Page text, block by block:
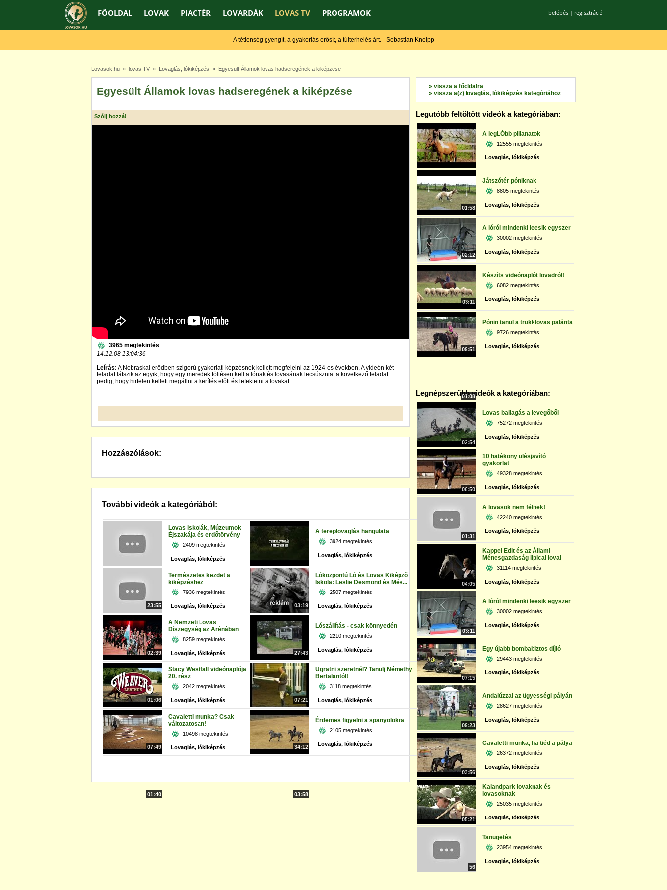
FŐOLDAL LOVAK PIACTÉR LOVARDÁK LOVAS TV PROGRAMOK belépés| regisztráció
A tétlenség gyengít, a gyakorlás erősít, a túlterhelés árt. - Sebastian Kneipp
Lovasok.hu » lovas TV » Lovaglás, lókiképzés » Egyesült Államok lovas hadseregének a kiképzése
Egyesült Államok lovas hadseregének a kiképzése
Szólj hozzá!
3965 megtekintés
14.12.08 13:04:36
Leírás: A Nebraskai erődben szigorú gyakorlati képzésnek kellett megfelelni az 1924-es években. A videón két
feladat látszik az egyik, hogy egy meredek töltésen kell a lónak és lovasának lecsúsznia, a következő feladat
pedig, hogy hirtelen kellett megállni a kerítés előtt és lefektetni a lovakat.
Hozzászólások:
További videók a kategóriából:
23:55
Lovas iskolák, Múzeumok
Éjszakája és erdőtörvény
2409 megtekintés
Lovaglás, lókiképzés
03:19
A tereplovaglás hangulata
3924 megtekintés
Lovaglás, lókiképzés
02:39
Természetes kezdet a
kiképzéshez
7936 megtekintés
Lovaglás, lókiképzés
27:43
Lóközpontú Ló és Lovas Kiképző
Iskola: Leslie Desmond és Més...
2507 megtekintés
Lovaglás, lókiképzés
01:06
A Nemzeti Lovas
Díszegység az Arénában
8259 megtekintés
Lovaglás, lókiképzés
07:21
Lószállítás - csak könnyedén
2210 megtekintés
Lovaglás, lókiképzés
07:49
Stacy Westfall videónaplója
20. rész
2042 megtekintés
Lovaglás, lókiképzés
34:12
Ugratni szeretnél? Tanulj Némethy
Bertalantól!
3118 megtekintés
Lovaglás, lókiképzés
01:40
Cavaletti munka? Csak
változatosan!
10498 megtekintés
Lovaglás, lókiképzés
03:58
Érdemes figyelni a spanyolokra
2105 megtekintés
Lovaglás, lókiképzés
» vissza a főoldalra
» vissza a(z) lovaglás, lókiképzés kategóriához
Legutóbb feltöltött videók a kategóriában:
01:58
A legLÓbb pillanatok
12555 megtekintés
Lovaglás, lókiképzés
02:12
Játszótér póniknak
8805 megtekintés
Lovaglás, lókiképzés
03:11
A lóról mindenki leesik egyszer
30002 megtekintés
Lovaglás, lókiképzés
09:51
Készíts videónaplót lovadról!
6082 megtekintés
Lovaglás, lókiképzés
01:08
Pónin tanul a trükklovas palánta
9726 megtekintés
Lovaglás, lókiképzés
Legnépszerűbb videók a kategóriában:
02:54
Lovas ballagás a levegőből
75272 megtekintés
Lovaglás, lókiképzés
06:50
10 hatékony ülésjavító
gyakorlat
49328 megtekintés
Lovaglás, lókiképzés
01:31
A lovasok nem félnek!
42240 megtekintés
Lovaglás, lókiképzés
04:05
Kappel Edit és az Állami
Ménesgazdaság lipicai lovai
31114 megtekintés
Lovaglás, lókiképzés
03:11
A lóról mindenki leesik egyszer
30002 megtekintés
Lovaglás, lókiképzés
07:15
Egy újabb bombabiztos díjló
29443 megtekintés
Lovaglás, lókiképzés
09:23
Andalúzzal az ügyességi pályán
28627 megtekintés
Lovaglás, lókiképzés
03:56
Cavaletti munka, ha tiéd a pálya
26372 megtekintés
Lovaglás, lókiképzés
05:21
Kalandpark lovaknak és
lovasoknak
25035 megtekintés
Lovaglás, lókiképzés
56
Tanügetés
23954 megtekintés
Lovaglás, lókiképzés